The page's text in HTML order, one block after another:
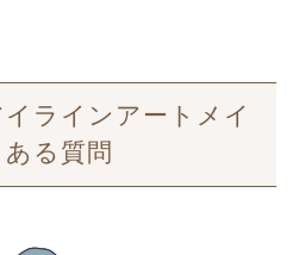
ラインアートメイ
る質問